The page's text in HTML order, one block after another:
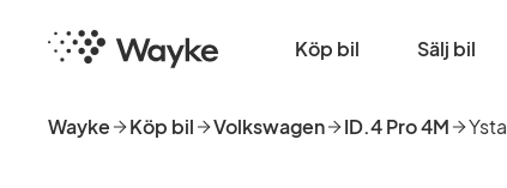
huvudinnehåll
Startsida Köp bil Sälj bil
Wayke Köp bil Volkswagen ID.4 Pro 4M